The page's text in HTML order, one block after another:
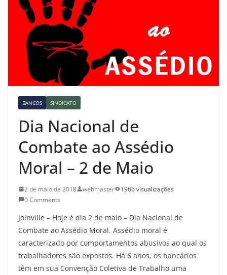
BANCOS SINDICATO
Dia Nacional de
Combate ao Assédio
Moral – 2 de Maio
2 de maio de 2018 webmaster
1966 visualizações
0 Comments
Joinville – Hoje é dia 2 de maio – Dia Nacional de
Combate ao Assédio Moral. Assédio moral é
caracterizado por comportamentos abusivos ao qual os
trabalhadores são expostos. Há 6 anos, os bancários
têm em sua Convenção Coletiva de Trabalho uma